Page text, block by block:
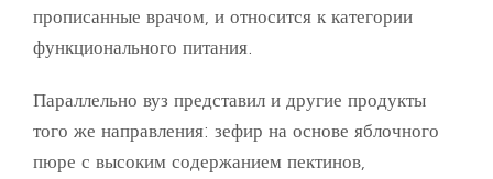
прописанные врачом, и относится к категории
функционального питания.
Параллельно вуз представил и другие продукты
того же направления: зефир на основе яблочного
пюре с высоким содержанием пектинов,